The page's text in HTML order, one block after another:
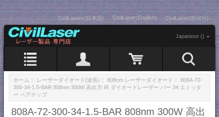
CivilLasers(日本語) CivilLaser(English) CivilLaser(한국어)
Japanese ()
ホーム :: レーザーダイオード(波長) :: 808nm レーザーダイオード :: 808A-72-
300-34-1.5-BAR 808nm 300W 高出力 IR ダイオードレーザー バー 34 エミッタ
ー ベアチップ
808A-72-300-34-1.5-BAR 808nm 300W 高出